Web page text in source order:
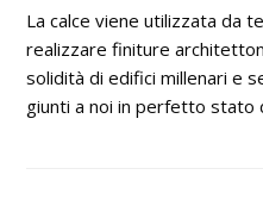
La calce viene utilizzata da
realizzare finiture
solidità di edifici millenari e
giunti a noi in perfetto stato